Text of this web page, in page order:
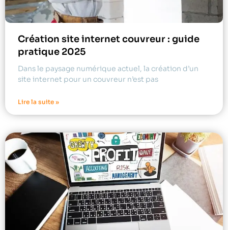
Création site internet couvreur : guide
pratique 2025
Dans le paysage numérique actuel, la création d’un
site internet pour un couvreur n’est pas
Lire la suite »